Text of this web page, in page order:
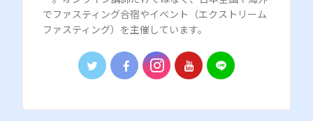
でファスティング合宿やイベント（エクストリーム
ファスティング）を主催しています。